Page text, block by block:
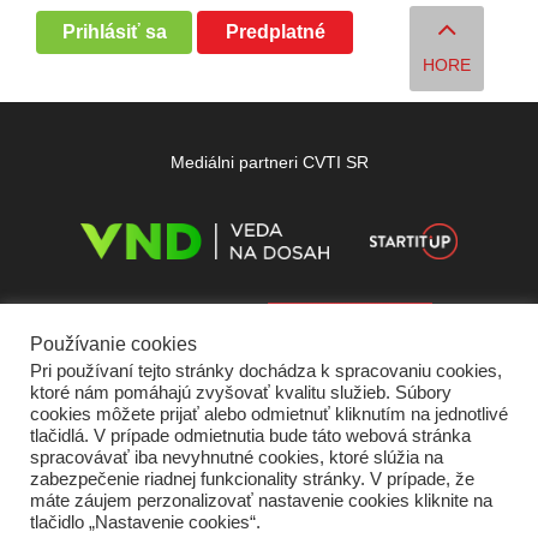
Prihlásiť sa Predplatné
HORE
Mediálni partneri CVTI SR
Domov O nás Kontakt Vydavateľ
Používanie cookies
Pri používaní tejto stránky dochádza k spracovaniu cookies,
ktoré nám pomáhajú zvyšovať kvalitu služieb. Súbory
cookies môžete prijať alebo odmietnuť kliknutím na jednotlivé
tlačidlá. V prípade odmietnutia bude táto webová stránka
spracovávať iba nevyhnutné cookies, ktoré slúžia na
zabezpečenie riadnej funkcionality stránky. V prípade, že
máte záujem perzonalizovať nastavenie cookies kliknite na
tlačidlo „Nastavenie cookies“.